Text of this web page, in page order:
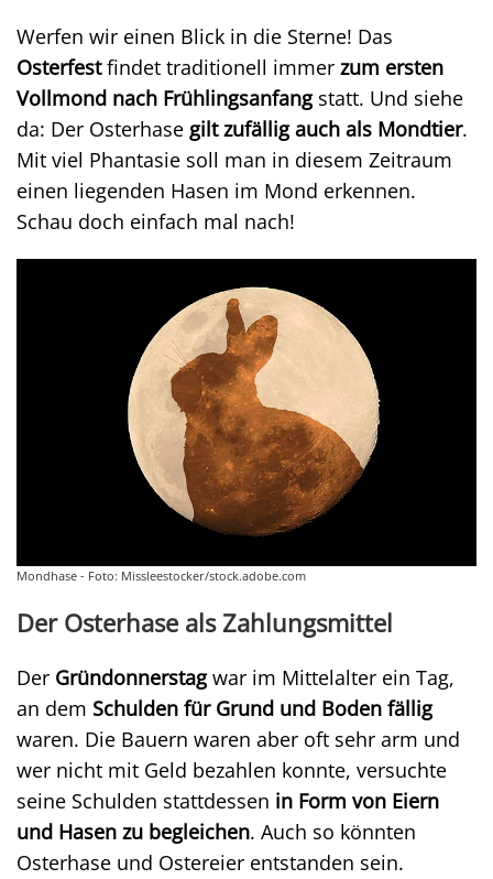
Werfen wir einen Blick in die Sterne! Das
Osterfestfindet traditionell immer zum ersten
Vollmond nach Frühlingsanfangstatt. Und siehe
da: Der Osterhase gilt zufällig auch als Mondtier.
Mit viel Phantasie soll man in diesem Zeitraum
einen liegenden Hasen im Mond erkennen.
Schau doch einfach mal nach!
Mondhase - Foto: Missleestocker/stock.adobe.com
Der Osterhase als Zahlungsmittel
Der Gründonnerstagwar im Mittelalter ein Tag,
an dem Schulden für Grund und Boden fällig
waren. Die Bauern waren aber oft sehr arm und
wer nicht mit Geld bezahlen konnte, versuchte
seine Schulden stattdessen in Form von Eiern
und Hasen zu begleichen. Auch so könnten
Osterhase und Ostereier entstanden sein.